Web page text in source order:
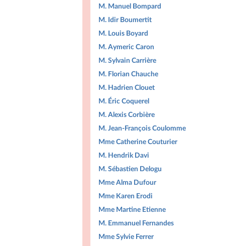
M. Manuel Bompard
M. Idir Boumertit
M. Louis Boyard
M. Aymeric Caron
M. Sylvain Carrière
M. Florian Chauche
M. Hadrien Clouet
M. Éric Coquerel
M. Alexis Corbière
M. Jean-François Coulomme
Mme Catherine Couturier
M. Hendrik Davi
M. Sébastien Delogu
Mme Alma Dufour
Mme Karen Erodi
Mme Martine Etienne
M. Emmanuel Fernandes
Mme Sylvie Ferrer